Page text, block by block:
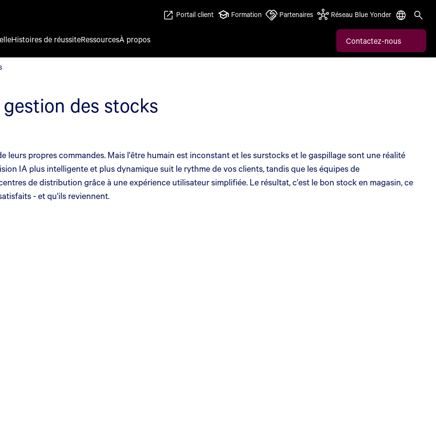
Portail client Formation Partenaires Réseau Blue Yonder
Histoires de réussiteRessourcesÀ propos Contactez-nous
des stocks
leurs propres commandes. Mais l'être humain est inconstant et les surstocks et le gaspillage sont une réalité
IA plus intelligente et plus dynamique suit le rythme de vos clients, tandis que les équipes de
de distribution grâce à une expérience utilisateur simplifiée. Le résultat, c'est le bon stock en magasin, ce
- et qu'ils reviennent.